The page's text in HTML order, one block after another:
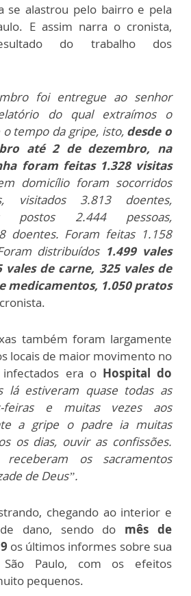
se alastrou pelo bairro e pela
E assim narra o cronista,
do trabalho dos
foi entregue ao senhor
do qual extraímos o
tempo da gripe, isto, desde o
até 2 de dezembro, na
foram feitas 1.328 visitas
domicílio foram socorridos
visitados 3.813 doentes,
postos 2.444 pessoas,
doentes. Foram feitas 1.158
distribuídos1.499 vales
vales de carne, 325 vales de
medicamentos, 1.050 pratos
também foram largamente
locais de maior movimento no
era o Hospital do
lá estiveram quase todas as
feiras e muitas vezes aos
a gripe o padre ia muitas
os dias, ouvir as confissões.
os sacramentos
de Deus”.
chegando ao interior e
dano, sendo do mês de
os últimos informes sobre sua
São Paulo, com os efeitos
pequenos.